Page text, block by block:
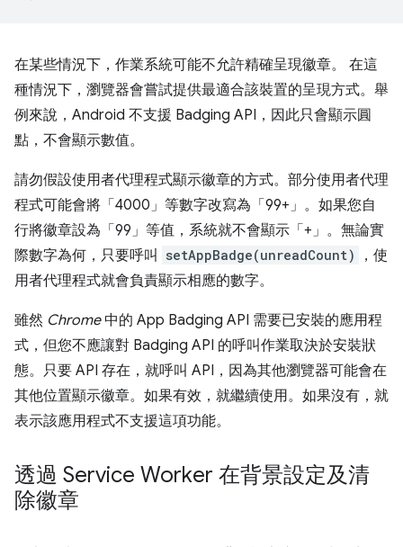
在某些情況下，作業系統可能不允許精確呈現徽章。 在這
種情況下，瀏覽器會嘗試提供最適合該裝置的呈現方式。舉
例來說，Android 不支援 Badging API，因此只會顯示圓
點，不會顯示數值。
請勿假設使用者代理程式顯示徽章的方式。部分使用者代理
程式可能會將「4000」等數字改寫為「99+」。如果您自
行將徽章設為「99」等值，系統就不會顯示「+」。無論實
際數字為何，只要呼叫
setAppBadge(unreadCount)
，使
用者代理程式就會負責顯示相應的數字。
雖然 Chrome中的 App Badging API 需要已安裝的應用程
式，但您不應讓對 Badging API 的呼叫作業取決於安裝狀
態。只要 API 存在，就呼叫 API，因為其他瀏覽器可能會在
其他位置顯示徽章。如果有效，就繼續使用。如果沒有，就
表示該應用程式不支援這項功能。
透過 Service Worker 在背景設定及清
除徽章